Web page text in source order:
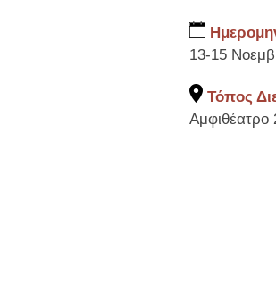
13-15
Τόπος
Αμφιθέατρο